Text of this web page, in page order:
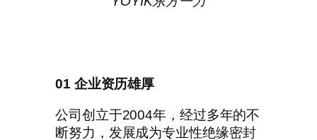
01 企业资历雄厚
公司创立于2004年，经过多年的不
断努力，发展成为专业性绝缘密封